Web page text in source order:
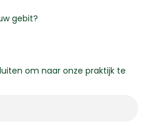
gebit?
om naar onze praktijk te